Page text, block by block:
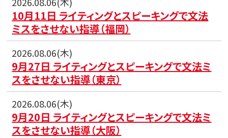
10月11日 ライティングとスピーキングで文法
ミスをさせない指導（福岡）
2026.08.06(木)
9月27日 ライティングとスピーキングで文法ミ
スをさせない指導（東京）
2026.08.06(木)
9月20日 ライティングとスピーキングで文法ミ
スをさせない指導（大阪）